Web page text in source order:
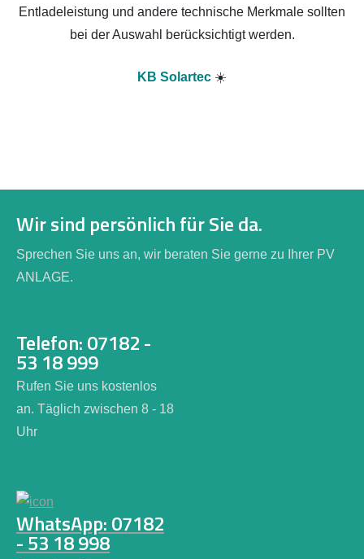
Entladeleistung und andere technische Merkmale sollten
bei der Auswahl berücksichtigt werden.
KB Solartec ☀️
Wir sind persönlich für Sie da.
Sprechen Sie uns an, wir beraten Sie gerne zu Ihrer PV
ANLAGE.
Telefon: 07182 -
53 18 999
Rufen Sie uns kostenlos
an. Täglich zwischen 8 - 18
Uhr
WhatsApp: 07182
- 53 18 998